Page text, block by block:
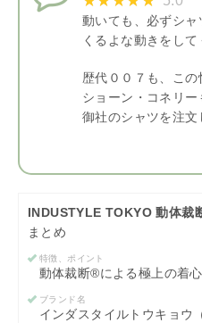
動いても、必ずシャ
くるよな動きをして
歴代００７も、この
ショーン・コネリー
御社のシャツを注文
INDUSTYLE TOKYO 動体裁
まとめ
特徴、ポイント
動体裁断®による極上の着
ブランド名
インダスタイルトウキョウ